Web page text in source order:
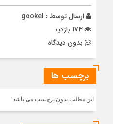
ارسال توسط : gookel
بدون دیدگاه
برچسب ها
این مطلب بدون برچسب می باشد.